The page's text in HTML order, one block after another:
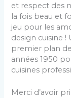
et respect des
la fois beau et
jeu pour les
design cuisine
premier plan
années 1950
cuisines
Merci d’avoir